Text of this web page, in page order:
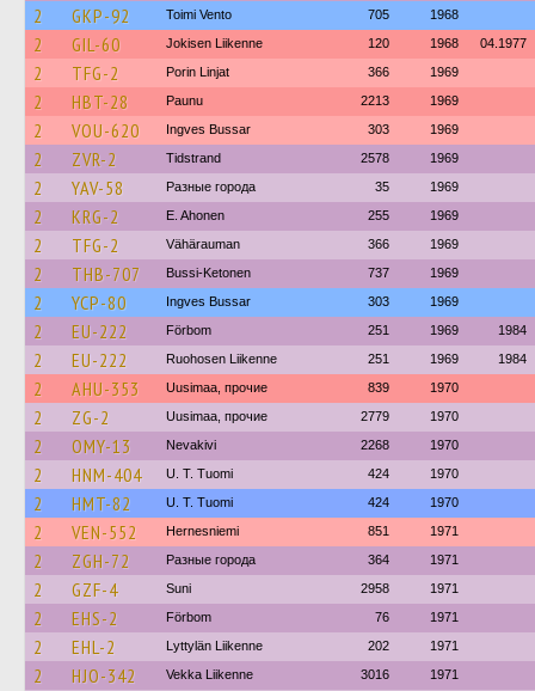
2 GKP-92 Toimi Vento 705 1968
2 GIL-60 Jokisen Liikenne 120 1968 04.1977
2 TFG-2 Porin Linjat 366 1969
2 HBT-28 Paunu 2213 1969
2 VOU-620 Ingves Bussar 303 1969
2 ZVR-2 Tidstrand 2578 1969
2 YAV-58 Разные города 35 1969
2 KRG-2 E. Ahonen 255 1969
2 TFG-2 Vähärauman 366 1969
2 THB-707 Bussi-Ketonen 737 1969
2 YCP-80 Ingves Bussar 303 1969
2 EU-222 Förbom 251 1969 1984
2 EU-222 Ruohosen Liikenne 251 1969 1984
2 AHU-353 Uusimaa, прочие 839 1970
2 ZG-2 Uusimaa, прочие 2779 1970
2 OMY-13 Nevakivi 2268 1970
2 HNM-404 U. T. Tuomi 424 1970
2 HMT-82 U. T. Tuomi 424 1970
2 VEN-552 Hernesniemi 851 1971
2 ZGH-72 Разные города 364 1971
2 GZF-4 Suni 2958 1971
2 EHS-2 Förbom 76 1971
2 EHL-2 Lyttylän Liikenne 202 1971
2 HJO-342 Vekka Liikenne 3016 1971